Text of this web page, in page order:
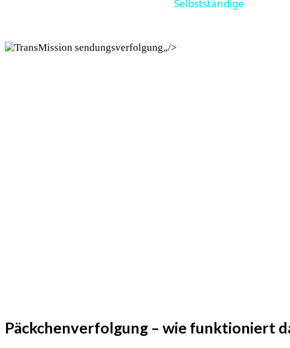
Selbstständige
„/>
Päckchenverfolgung – wie funktioniert